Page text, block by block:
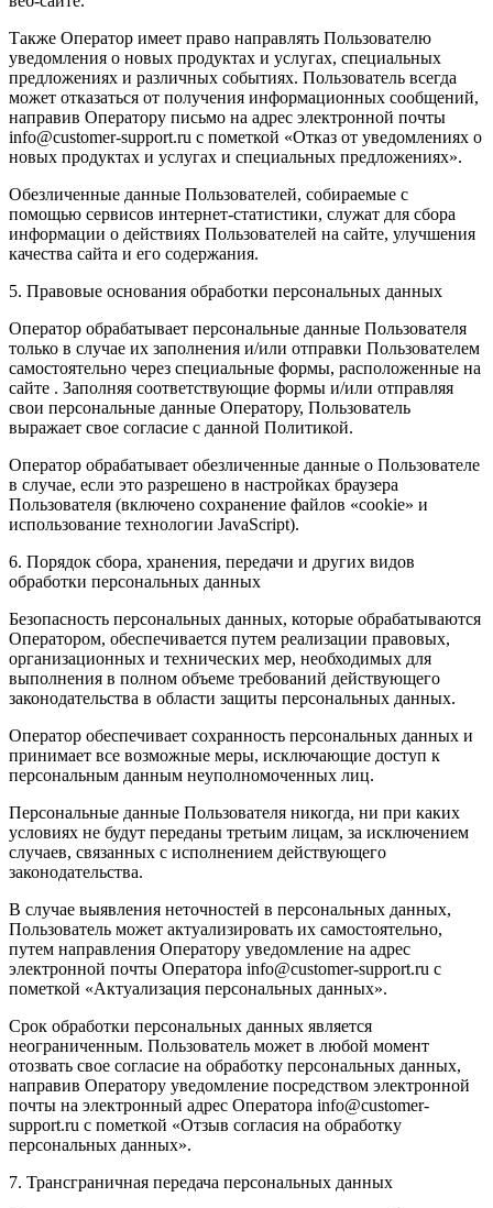
Также Оператор имеет право направлять Пользователю
уведомления о новых продуктах и услугах, специальных
предложениях и различных событиях. Пользователь всегда
может отказаться от получения информационных сообщений,
направив Оператору письмо на адрес электронной почты
info@customer-support.ru с пометкой «Отказ от уведомлениях о
новых продуктах и услугах и специальных предложениях».
Обезличенные данные Пользователей, собираемые с
помощью сервисов интернет-статистики, служат для сбора
информации о действиях Пользователей на сайте, улучшения
качества сайта и его содержания.
5. Правовые основания обработки персональных данных
Оператор обрабатывает персональные данные Пользователя
только в случае их заполнения и/или отправки Пользователем
самостоятельно через специальные формы, расположенные на
сайте . Заполняя соответствующие формы и/или отправляя
свои персональные данные Оператору, Пользователь
выражает свое согласие с данной Политикой.
Оператор обрабатывает обезличенные данные о Пользователе
в случае, если это разрешено в настройках браузера
Пользователя (включено сохранение файлов «cookie» и
использование технологии JavaScript).
6. Порядок сбора, хранения, передачи и других видов
обработки персональных данных
Безопасность персональных данных, которые обрабатываются
Оператором, обеспечивается путем реализации правовых,
организационных и технических мер, необходимых для
выполнения в полном объеме требований действующего
законодательства в области защиты персональных данных.
Оператор обеспечивает сохранность персональных данных и
принимает все возможные меры, исключающие доступ к
персональным данным неуполномоченных лиц.
Персональные данные Пользователя никогда, ни при каких
условиях не будут переданы третьим лицам, за исключением
случаев, связанных с исполнением действующего
законодательства.
В случае выявления неточностей в персональных данных,
Пользователь может актуализировать их самостоятельно,
путем направления Оператору уведомление на адрес
электронной почты Оператора info@customer-support.ru с
пометкой «Актуализация персональных данных».
Срок обработки персональных данных является
неограниченным. Пользователь может в любой момент
отозвать свое согласие на обработку персональных данных,
направив Оператору уведомление посредством электронной
почты на электронный адрес Оператора info@customer-
support.ru с пометкой «Отзыв согласия на обработку
персональных данных».
7. Трансграничная передача персональных данных